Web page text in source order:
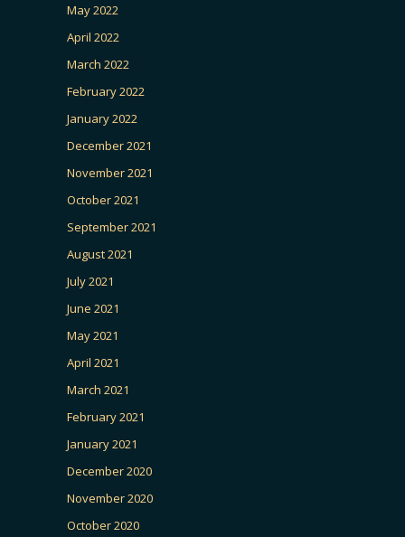
May 2022
April 2022
March 2022
February 2022
January 2022
December 2021
November 2021
October 2021
September 2021
August 2021
July 2021
June 2021
May 2021
April 2021
March 2021
February 2021
January 2021
December 2020
November 2020
October 2020